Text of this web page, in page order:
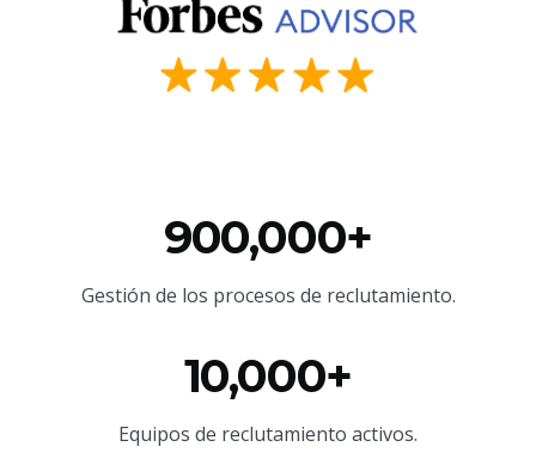
900,000+
Gestión de los procesos de reclutamiento.
10,000+
Equipos de reclutamiento activos.